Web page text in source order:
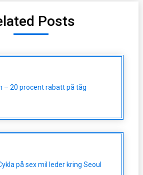
Posts
– 20 procent rabatt på tåg
på sex mil leder kring Seoul